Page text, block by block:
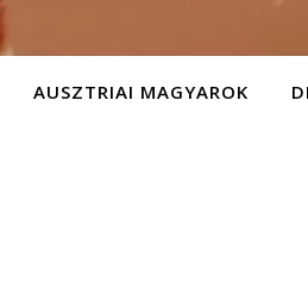
AUSZTRIAI MAGYAROK